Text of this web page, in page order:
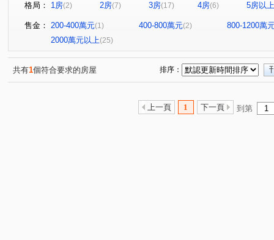
寶清街101巷華廈(1) 愛丁堡中正廣場 (1) 濤園
巨星
遠雄左岸-錦繡園
海悅假期(1) 金融天下 元氣大鎮
圓通路(1) 龍泉街
大仁街(1) 芳洲二路(1) 民生路(1) 安康路二段(1)
景
文化三路二段
檳榔路(1) 永吉路(1)
信
勵行街(1) 新市三路一段(1) 福和路(1) 水碓三路(1)
中原五街 (1) 中山路一段 保健路
格局： 1房(2) 2房(7) 3房(17) 4房(6) 5房以上
售金： 200-400萬元(1) 400-800萬元(2)
800-1200萬
2000萬元以上(25)
共有1個符合要求的房屋 排序：
上一頁 1 下一頁 到第